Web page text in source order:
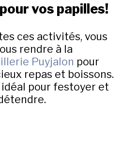
vos papilles!
ces activités, vous
rendre à la
Puyjalon pour
repas et boissons.
pour festoyer et